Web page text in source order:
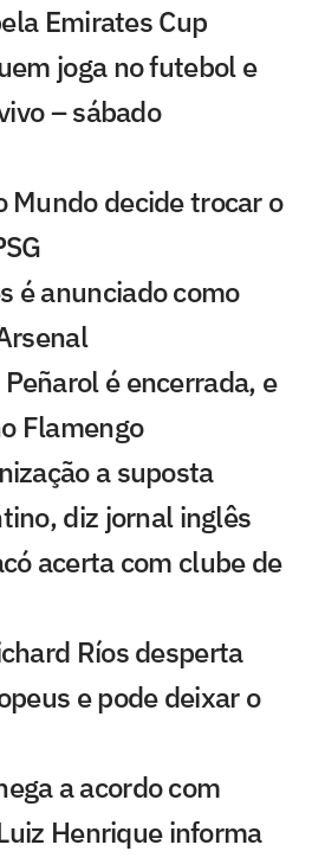
Emirates Cup
joga no futebol e
– sábado
Mundo decide trocar o
é anunciado como
é encerrada, e
Flamengo
a suposta
diz jornal inglês
acerta com clube de
Ríos desperta
e pode deixar o
a acordo com
Henrique informa